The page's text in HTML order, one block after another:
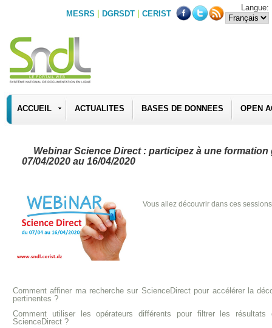
MESRS | DGRSDT | CERIST
Langue:
ACCUEIL ACTUALITES BASES DE DONNEES OPEN
Webinar Science Direct : participez à une
07/04/2020 au 16/04/2020
Vous allez découvrir dans ces
Comment affiner ma recherche sur ScienceDirect pour accélérer la
pertinentes ?
Comment utiliser les opérateurs différents pour filtrer les résultats
ScienceDirect ?